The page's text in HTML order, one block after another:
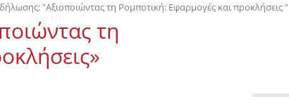
"Αξιοποιώντας τη Ρομποτική: Εφαρμογές και προκλήσεις "
τη